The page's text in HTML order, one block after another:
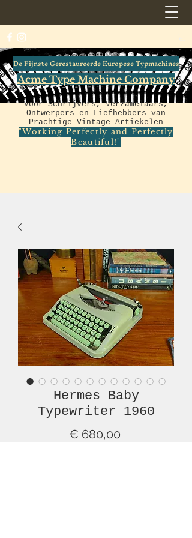
De Fijnste Gerestaureerde Europese Typmachines
Acme Type Machine Company
Voor Schrijvers, Verzamelaars,
Ontwerpers en Liefhebbers van
Prachtige Vintage Artiekelen
"Working Perfectly and Perfectly
Beautiful!"
Hermes Baby
Typewriter 1960
€ 680,00Prijs